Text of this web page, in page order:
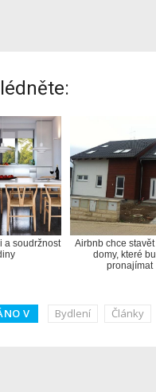
a soudržnost
Airbnb chce
domy, které
pronajímat
V Bydlení Články